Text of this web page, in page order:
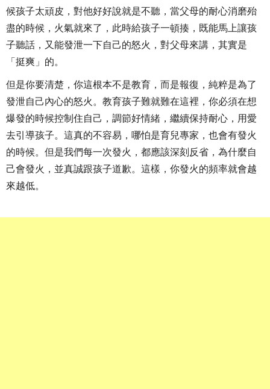
候孩子太頑皮，對他好好說就是不聽，當父母的耐心消磨殆
盡的時候，火氣就來了，此時給孩子一頓揍，既能馬上讓孩
子聽話，又能發泄一下自己的怒火，對父母來講，其實是
「挺爽」的。
但是你要清楚，你這根本不是教育，而是報復，純粹是為了
發泄自己內心的怒火。教育孩子難就難在這裡，你必須在想
爆發的時候控制住自己，調節好情緒，繼續保持耐心，用愛
去引導孩子。這真的不容易，哪怕是育兒專家，也會有發火
的時候。但是我們每一次發火，都應該深刻反省，為什麼自
己會發火，並真誠跟孩子道歉。這樣，你發火的頻率就會越
來越低。